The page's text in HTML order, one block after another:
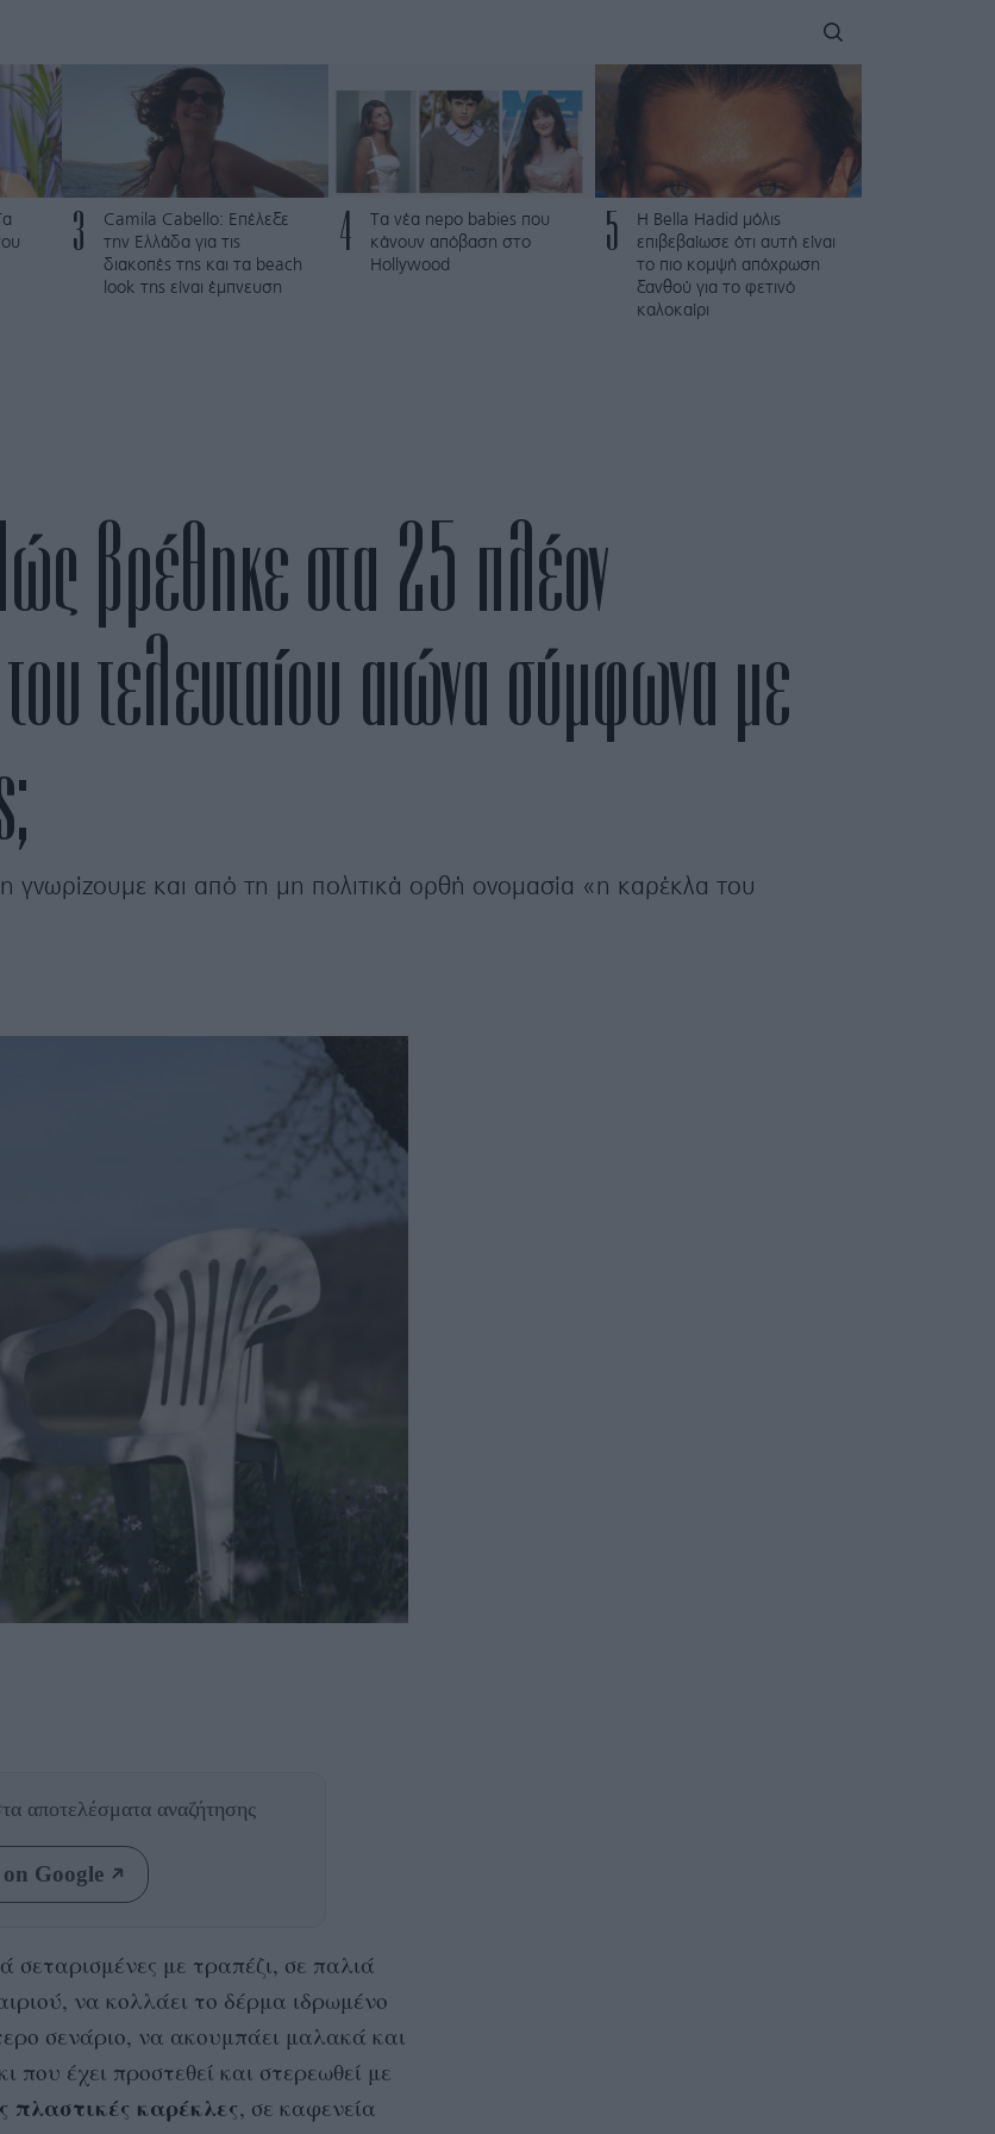
3
Camila Cabello: Επέλεξε
την Ελλάδα για τις
διακοπές της και τα beach
look της είναι έμπνευση
4
Τα νέα nepo babies που
κάνουν απόβαση στο
Hollywood
5
Η Bella Hadid μόλις
επιβεβαίωσε ότι αυτή είναι
το πιο κομψή απόχρωση
ξανθού για το φετινό
καλοκαίρι
βρέθηκε στα 25 πλέον
τελευταίου αιώνα σύμφωνα με
γνωρίζουμε και από τη μη πολιτικά ορθή ονομασία «η καρέκλα του
αποτελέσματα αναζήτησης
Google
σεταρισμένες με τραπέζι, σε παλιά
να κολλάει το δέρμα ιδρωμένο
σενάριο, να ακουμπάει μαλακά και
έχει προστεθεί και στερεωθεί με
πλαστικές καρέκλες, σε καφενεία